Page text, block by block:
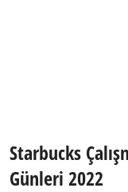
Starbucks
Günleri 2022